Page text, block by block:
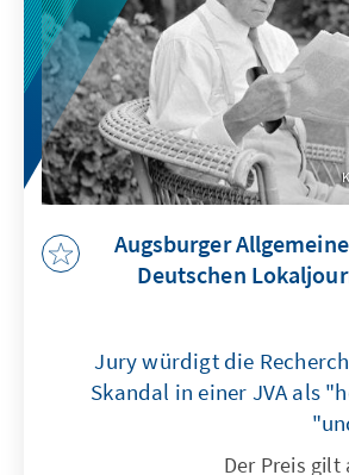
Augsburger
Deutschen
Jury würdigt die
Skandal in einer JVA als
Der Preis